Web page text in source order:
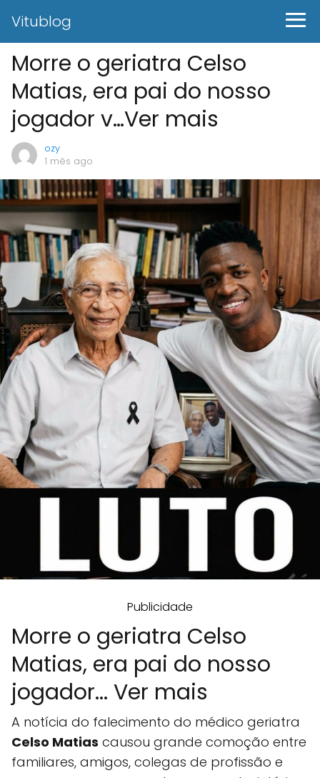
Vitublog
Morre o geriatra Celso
Matias, era pai do nosso
jogador v…Ver mais
ozy
1 mês ago
Publicidade
Morre o geriatra Celso
Matias, era pai do nosso
jogador... Ver mais
A notícia do falecimento do médico geriatra
Celso Matias causou grande comoção entre
familiares, amigos, colegas de profissão e